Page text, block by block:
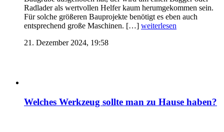
Radlader als wertvollen Helfer kaum herumgekommen sein.
Für solche größeren Bauprojekte benötigt es eben auch
entsprechend große Maschinen. […] weiterlesen
21. Dezember 2024, 19:58
Welches Werkzeug sollte man zu Hause haben?